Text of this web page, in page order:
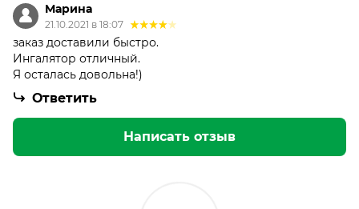
Марина
21.10.2021 в 18:07
заказ доставили быстро.
Ингалятор отличный.
Я осталась довольна!)
Ответить
Написать отзыв